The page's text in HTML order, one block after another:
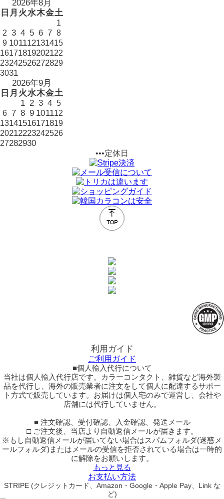
2026年8月
日 月 火水木金土
1
2 3 4 5 6 7 8
9 101112131415
16171819202122
23242526272829
3031
2026年9月
日 月 火水木金土
1 2 3 4 5
6 7 8 9 101112
13141516171819
20212223242526
27282930
•••定休日
利用ガイド
ご利用ガイド
■個人輸入代行について
当社は個人輸入代行店です。カラーコンタクト、雑貨など海外製
品を代行し、海外の販売業者に注文をして個人に配達するサポー
ト方式で販売しています。お届けは個人宅のみで運営し、会社や
店舗には代行していません。
■ 注文確認、受付確認、入金確認、発送メール
□ ご注文後、当店より自動返信メールが届きます。
※もし自動返信メールが届いてない場合はスパムフォルダ(迷惑メ
ールフォルダ)またはメールの受信を拒否されている場合は一時的
に解除をお願いします。
もっと見る
お支払い方法
STRIPE (クレジットカード、Amazon・Google・Apple Pay、Link な
ど)